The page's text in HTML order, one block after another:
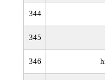
344
345
346